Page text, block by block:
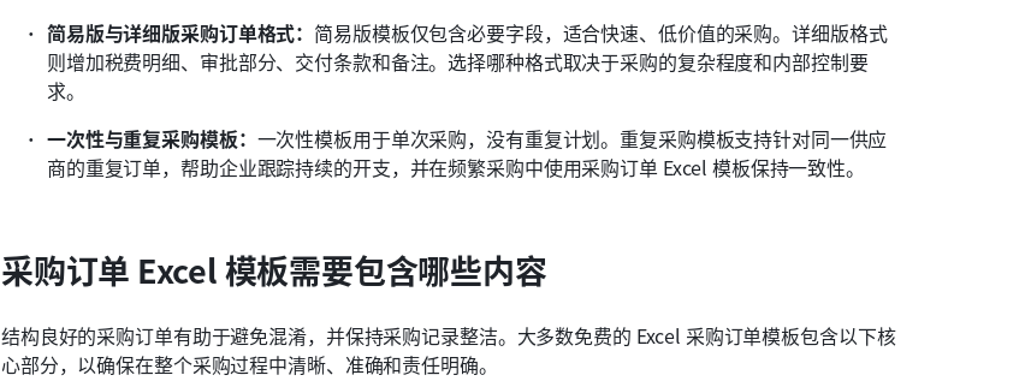
简易版与详细版采购订单格式： 简易版模板仅包含必要字段，适合快速、低价值的采购。详细版格式
则增加税费明细、审批部分、交付条款和备注。选择哪种格式取决于采购的复杂程度和内部控制要
求。
一次性与重复采购模板： 一次性模板用于单次采购，没有重复计划。重复采购模板支持针对同一供应
商的重复订单，帮助企业跟踪持续的开支，并在频繁采购中使用采购订单 Excel 模板保持一致性。
采购订单 Excel 模板需要包含哪些内容
结构良好的采购订单有助于避免混淆，并保持采购记录整洁。大多数免费的 Excel 采购订单模板包含以下核
心部分，以确保在整个采购过程中清晰、准确和责任明确。